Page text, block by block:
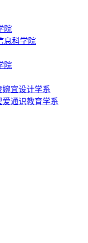
院
息科学院
院
婉宜设计学系
爱通识教育学系